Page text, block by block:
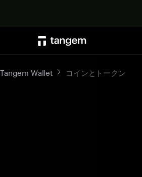
Tangem Wallet コインとトークン